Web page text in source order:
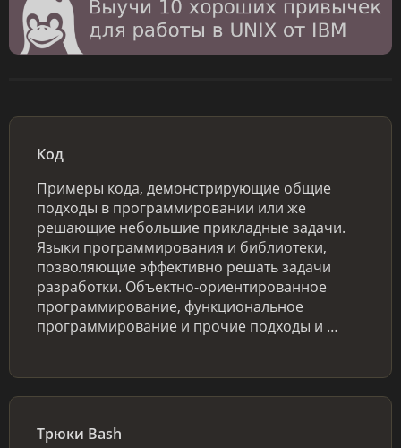
Код
Примеры кода, демонстрирующие общие
подходы в программировании или же
решающие небольшие прикладные задачи.
Языки программирования и библиотеки,
позволяющие эффективно решать задачи
разработки. Объектно-ориентированное
программирование, функциональное
программирование и прочие подходы и …
Трюки Bash